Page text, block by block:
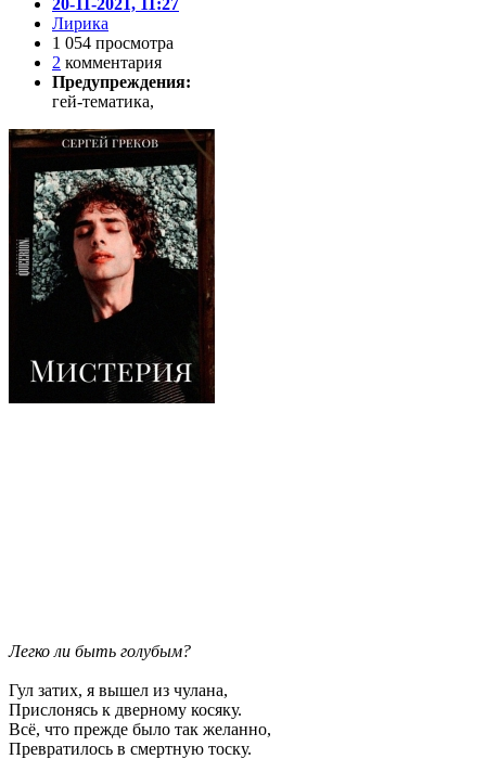
Лирика
1 054 просмотра
2 комментария
Предупреждения:
гей-тематика,
Легко ли быть голубым?
Гул затих, я вышел из чулана,
Прислонясь к дверному косяку.
Всё, что прежде было так желанно,
Превратилось в смертную тоску.